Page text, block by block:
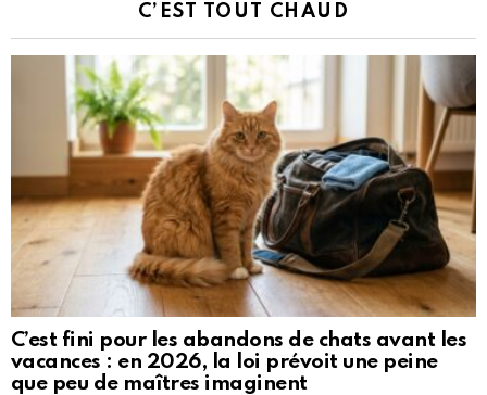
C’EST TOUT CHAUD
C’est fini pour les abandons de chats avant les
vacances : en 2026, la loi prévoit une peine
que peu de maîtres imaginent